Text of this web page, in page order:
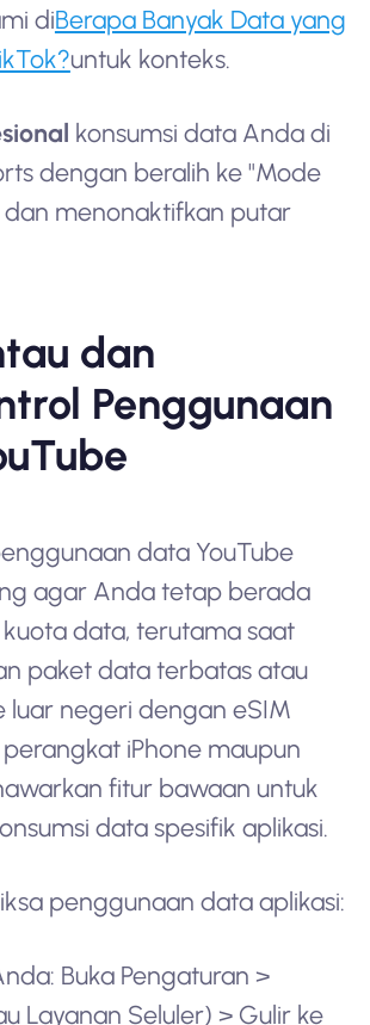
diBerapa Banyak Data yang
untuk konteks.
konsumsi data Anda di
dengan beralih ke "Mode
dan menonaktifkan putar
dan
Penggunaan
data YouTube
agar Anda tetap berada
data, terutama saat
paket data terbatas atau
luar negeri dengan eSIM
iPhone maupun
fitur bawaan untuk
data spesifik aplikasi.
penggunaan data aplikasi:
Buka Pengaturan >
Layanan Seluler) > Gulir ke